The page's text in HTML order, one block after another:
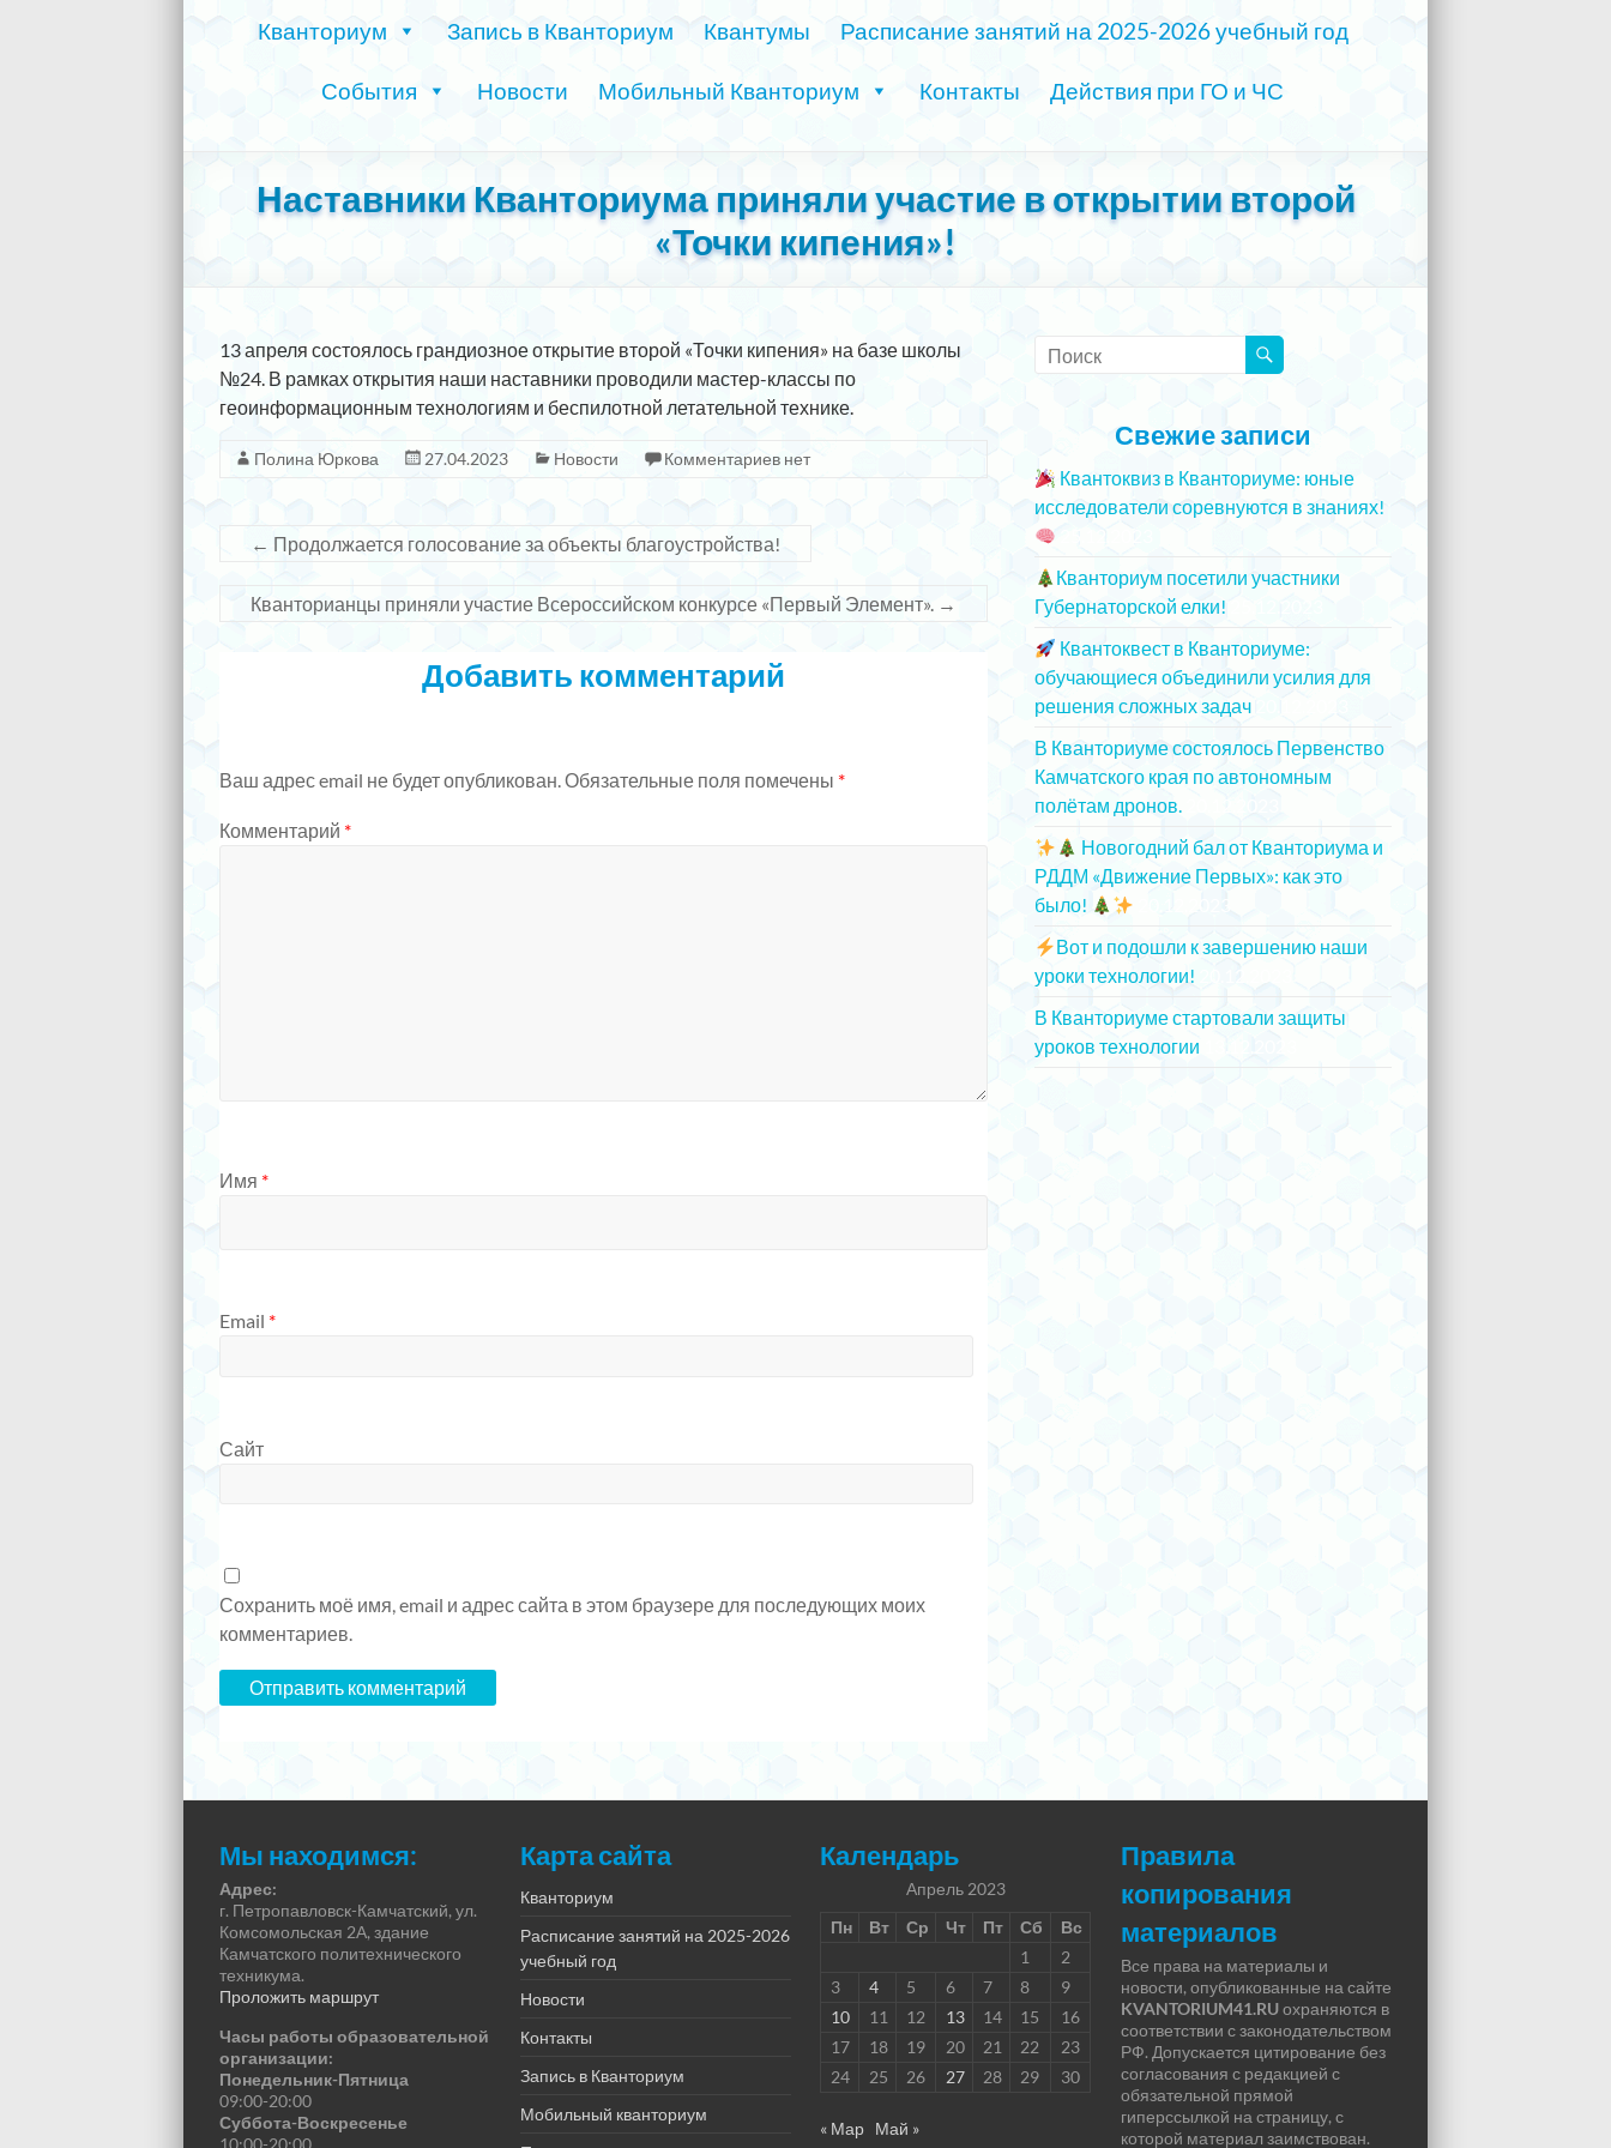
Кванториум Запись в Кванториум Квантумы Расписание занятий на 2025-2026 учебный год
События Новости Мобильный Кванториум Контакты Действия при ГО и ЧС
Наставники Кванториума приняли участие в открытии второй
«Точки кипения»!
13 апреля состоялось грандиозное открытие второй «Точки кипения» на базе школы
№24. В рамках открытия наши наставники проводили мастер-классы по
геоинформационным технологиям и беспилотной летательной технике.
Полина Юркова 27.04.2023 Новости Комментариев нет
← Продолжается голосование за объекты благоустройства!
Кванторианцы приняли участие Всероссийском конкурсе «Первый Элемент». →
Добавить комментарий
Ваш адрес email не будет опубликован.Обязательные поля помечены *
Комментарий *
Имя *
Email *
Сайт
Сохранить моё имя, email и адрес сайта в этом браузере для последующих моих
комментариев.
Свежие записи
Квантоквиз в Кванториуме: юные
исследователи соревнуются в знаниях!
Кванториум посетили участники
Губернаторской елки!
Квантоквест в Кванториуме:
обучающиеся объединили усилия для
решения сложных задач
В Кванториуме состоялось Первенство
Камчатского края по автономным
полётам дронов.
Новогодний бал от Кванториума и
РДДМ «Движение Первых»: как это
было!
Вот и подошли к завершению наши
уроки технологии!
В Кванториуме стартовали защиты
уроков технологии
Мы находимся:
Адрес:
г. Петропавловск-Камчатский, ул.
Комсомольская 2А, здание
Камчатского политехнического
техникума.
Проложить маршрут
Часы работы образовательной
организации:
Понедельник-Пятница
09:00-20:00
Суббота-Воскресенье
10:00-20:00
Карта сайта
Кванториум
Расписание занятий на 2025-2026
учебный год
Новости
Контакты
Запись в Кванториум
Мобильный кванториум
Календарь
Апрель 2023
Пн
Вт Ср Чт Пт Сб
Вс
1
2
3
4 5 6 7 8
9
10
11 12 13 14 15
16
17
18 19 20 21 22
23
24
25 26 27 28 29 30
« Мар Май »
Правила
копирования
материалов
Все права на материалы и
новости, опубликованные на сайте
KVANTORIUM41.RUохраняются в
соответствии с законодательством
РФ. Допускается цитирование без
согласования с редакцией с
обязательной прямой
гиперссылкой на страницу, с
которой материал заимствован.